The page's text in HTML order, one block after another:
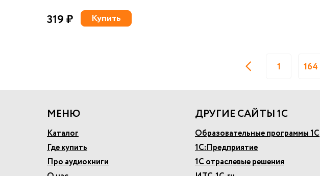
319 ₽ Купить
1 164
МЕНЮ
Каталог
Где купить
Про аудиокниги
ДРУГИЕ САЙТЫ 1С
Образовательные программы 1С
1С:Предприятие
1С отраслевые решения